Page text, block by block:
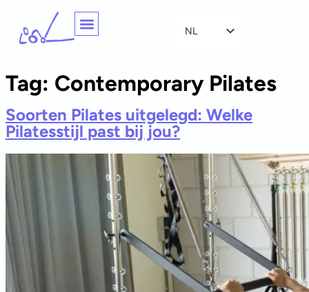
NL
Tag: Contemporary Pilates
Soorten Pilates uitgelegd: Welke
Pilatesstijl past bij jou?